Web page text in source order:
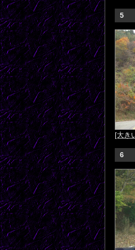
5
[大き
6